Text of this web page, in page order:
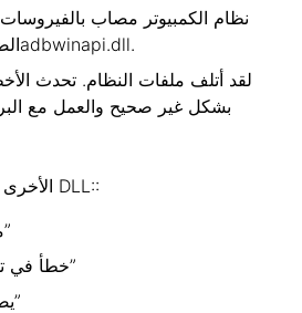
نظام الكمبيوتر مصاب
الضارة والفيروسات ملفadbwinapi.dll.
لقد أتلف ملفات النظام. تحدث
الأخرى المشتركة: تتضمن أخطاء DLL::
“Adbwinapi.dll مفقود”
“Adbwinapi.dll خطأ في تحميل”
“Adbwinapi.dll يصطدم”